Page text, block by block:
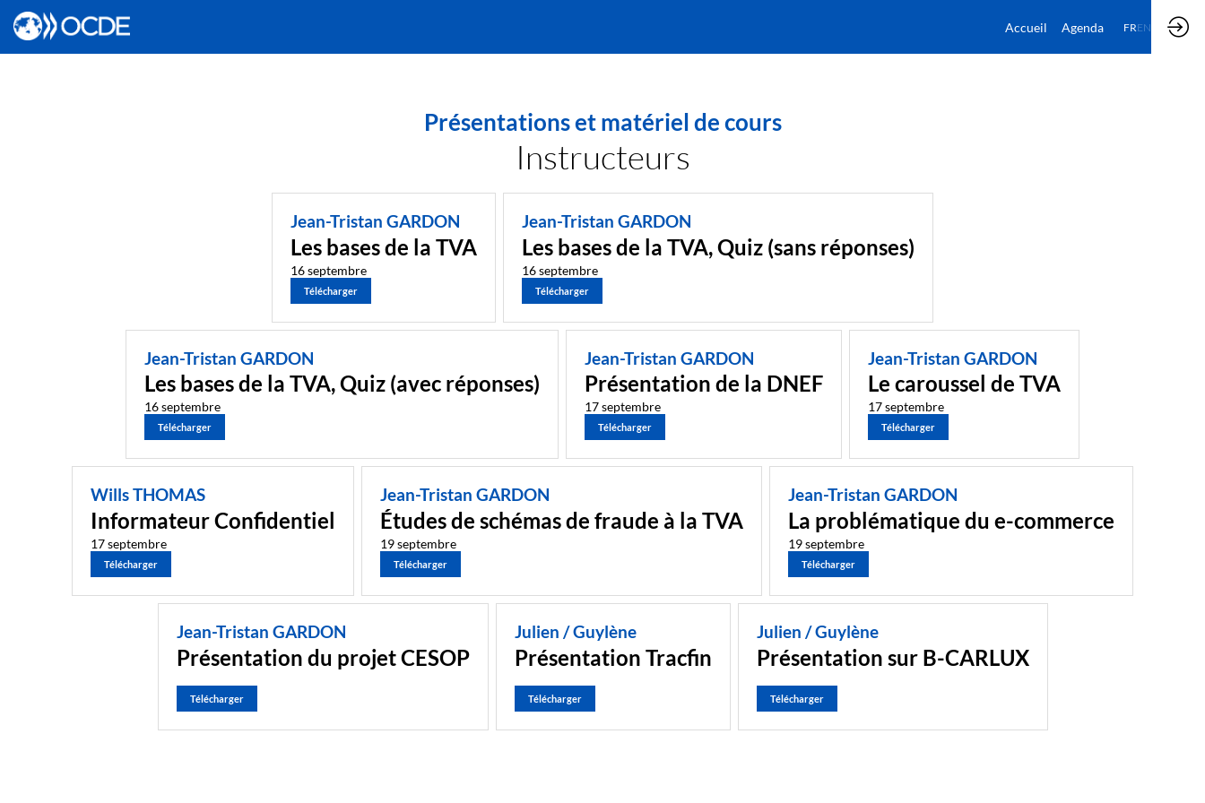
Accueil Agenda FREN
Présentations et matériel de cours
Instructeurs
Jean-Tristan GARDON
Les bases de la TVA
16 septembre
Télécharger
Jean-Tristan GARDON
Les bases de la TVA, Quiz (sans réponses)
16 septembre
Télécharger
Jean-Tristan GARDON
Les bases de la TVA, Quiz (avec réponses)
16 septembre
Télécharger
Jean-Tristan GARDON
Présentation de la DNEF
17 septembre
Télécharger
Jean-Tristan GARDON
Le caroussel de TVA
17 septembre
Télécharger
Wills THOMAS
Informateur Confidentiel
17 septembre
Télécharger
Jean-Tristan GARDON
Études de schémas de fraude à la TVA
19 septembre
Télécharger
Jean-Tristan GARDON
La problématique du e-commerce
19 septembre
Télécharger
Jean-Tristan GARDON
Présentation du projet CESOP
Télécharger
Julien / Guylène
Présentation Tracfin
Télécharger
Julien / Guylène
Présentation sur B-CARLUX
Télécharger